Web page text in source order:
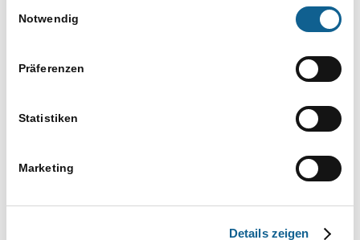
Notwendig
Präferenzen
Statistiken
Marketing
Details zeigen